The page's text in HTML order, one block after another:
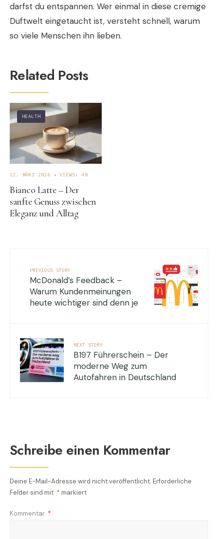
darfst du entspannen. Wer einmal in diese cremige
Duftwelt eingetaucht ist, versteht schnell, warum
so viele Menschen ihn lieben.
Related Posts
HEALTH
22. MÄRZ 2026 •VIEWS: 49
Bianco Latte – Der
sanfte Genuss zwischen
Eleganz und Alltag
PREVIOUS STORY
McDonald’s Feedback –
Warum Kundenmeinungen
heute wichtiger sind denn je
NEXT STORY
B197 Führerschein – Der
moderne Weg zum
Autofahren in Deutschland
Schreibe einen Kommentar
Deine E-Mail-Adresse wird nicht veröffentlicht. Erforderliche
Felder sind mit * markiert
Kommentar *